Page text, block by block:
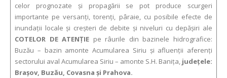
celor prognozate şi propagării se pot produce scurgeri
importante pe versanţi, torenţi, pâraie, cu posibile efecte de
inundaţii locale şi creşteri de debite şi niveluri cu depăşiri ale
COTELOR DE ATENŢIE pe râurile din bazinele hidrografice:
Buzău – bazin amonte Acumularea Siriu și afluenții aferenți
sectorului aval Acumularea Siriu – amonte S.H. Banița, județele:
Brașov, Buzău, Covasna și Prahova.